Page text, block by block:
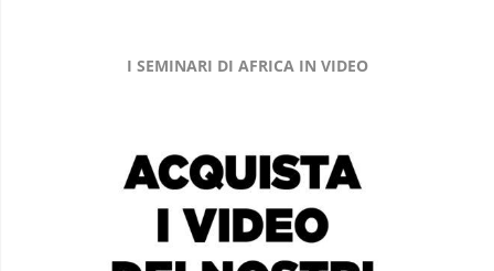
I SEMINARI DI AFRICA IN VIDEO